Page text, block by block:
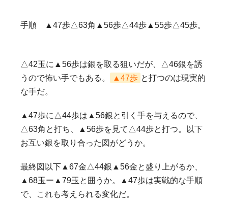
手順 ▲47歩△63角▲56歩△44歩▲55歩△45歩。
△42玉に▲56歩は銀を取る狙いだが、△46銀を誘
うので怖い手でもある。
▲47歩 と打つのは現実的
な手だ。
▲47歩に△44歩は▲56銀と引く手を与えるので、
△63角と打ち、▲56歩を見て△44歩と打つ。以下
お互い銀を取り合った図がどうか。
最終図以下▲67金△44銀▲56金と盛り上がるか、
▲68玉ー▲79玉と囲うか。▲47歩は実戦的な手順
で、これも考えられる変化だ。